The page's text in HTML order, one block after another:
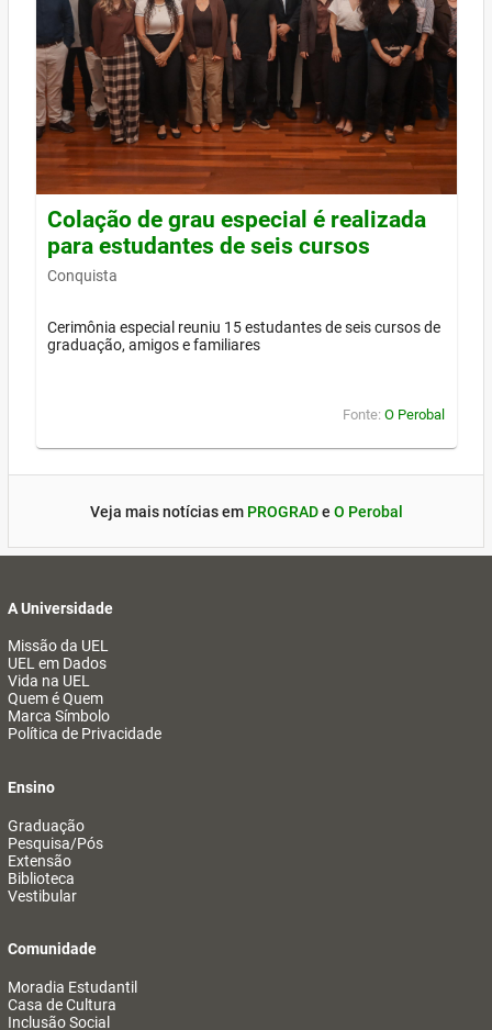
Colação de grau especial é realizada
para estudantes de seis cursos
Conquista
Cerimônia especial reuniu 15 estudantes de seis cursos de
graduação, amigos e familiares
Fonte: O Perobal
Veja mais notícias em PROGRADe O Perobal
A Universidade
Missão da UEL
UEL em Dados
Vida na UEL
Quem é Quem
Marca Símbolo
Política de Privacidade
Ensino
Graduação
Pesquisa/Pós
Extensão
Biblioteca
Vestibular
Comunidade
Moradia Estudantil
Casa de Cultura
Inclusão Social